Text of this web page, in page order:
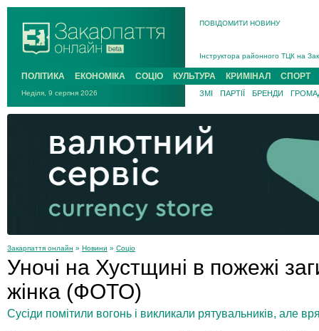
ПОВІДОМИТИ НОВИНУ
Інструктора районного ТЦК на
В Ужгороді попрощаються із
В Ужгороді 5 серпня
Підтвердили загибель
На війні з рф поліг військовий з
На війні загинув 26-річний
ПОЛІТИКА ЕКОНОМІКА СОЦІО КУЛЬТУРА КРИМІНАЛ СПОРТ
Неділя, 9 серпня 2026 ЗМІ ПАРТІЇ БРЕНДИ
Закарпаття онлайн » Новини » Соціо
Уночі на Хустщині в пожежі
жінка (ФОТО)
Сусіди помітили вогонь і викликали рятувальників, але